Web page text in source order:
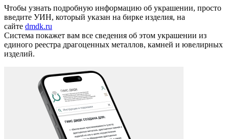
Чтобы узнать подробную информацию об украшении, просто
введите УИН, который указан на бирке изделия, на
сайте dmdk.ru
Система покажет вам все сведения об этом украшении из
единого реестра драгоценных металлов, камней и ювелирных
изделий.